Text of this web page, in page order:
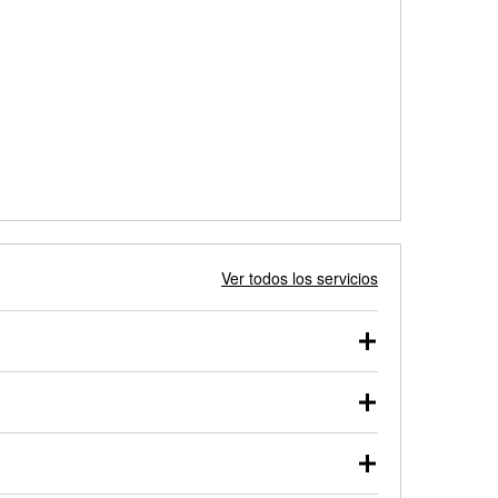
Ver todos los servicios
probarse dentro o fuera del vehículo y cargarse en
de nuestros profesionales te ayudará a encontrar
en el estacionamiento, o desmonta el